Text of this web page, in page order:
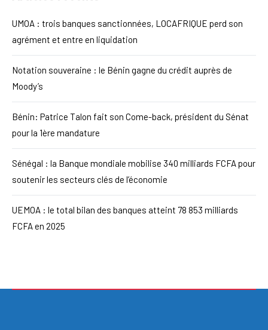
UMOA : trois banques sanctionnées, LOCAFRIQUE perd son
agrément et entre en liquidation
Notation souveraine : le Bénin gagne du crédit auprès de
Moody’s
Bénin: Patrice Talon fait son Come-back, président du Sénat
pour la 1ère mandature
Sénégal : la Banque mondiale mobilise 340 milliards FCFA pour
soutenir les secteurs clés de l’économie
UEMOA : le total bilan des banques atteint 78 853 milliards
FCFA en 2025